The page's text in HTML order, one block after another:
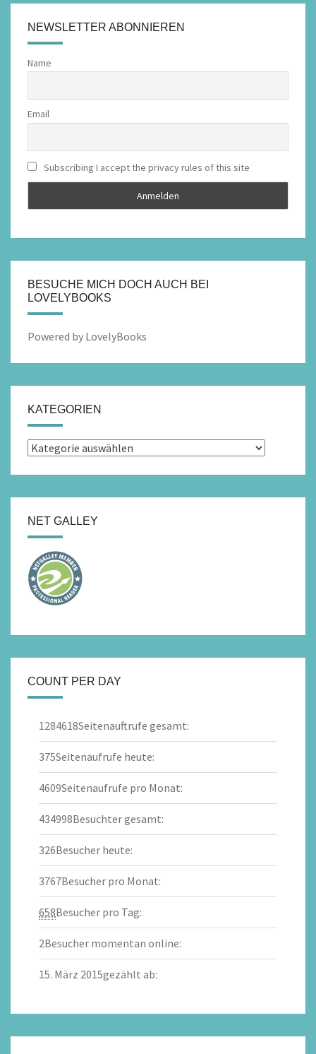
NEWSLETTER ABONNIEREN
Name
Email
Subscribing I accept the privacy rules of this site
BESUCHE MICH DOCH AUCH BEI
LOVELYBOOKS
Powered by LovelyBooks
KATEGORIEN
Kategorien
NET GALLEY
COUNT PER DAY
1284618Seitenauftrufe gesamt:
375Seitenaufrufe heute:
4609Seitenaufrufe pro Monat:
434998Besuchter gesamt:
326Besucher heute:
3767Besucher pro Monat:
658Besucher pro Tag:
2Besucher momentan online:
15. März 2015gezählt ab: